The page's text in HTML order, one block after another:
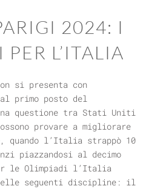
2024: I
L’ITALIA
si presenta con
primo posto del
questione tra Stati Uniti
provare a migliorare
quando l’Italia strappò 10
piazzandosi al decimo
le Olimpiadi l’Italia
seguenti discipline: il